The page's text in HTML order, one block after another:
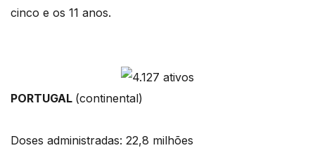
cinco e os 11 anos.
PORTUGAL (continental)
Doses administradas: 22,8 milhões